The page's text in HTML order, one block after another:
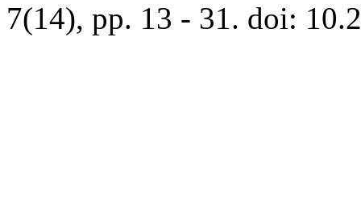
7(14), pp. 13 - 31. doi: